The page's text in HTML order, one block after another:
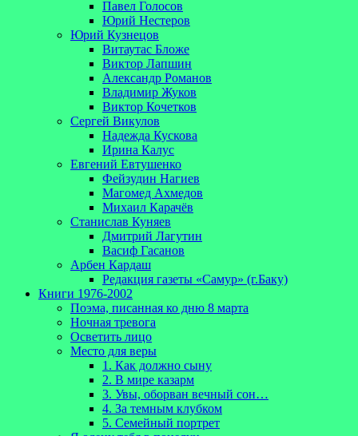
Павел Голосов
Юрий Нестеров
Юрий Кузнецов
Витаутас Бложе
Виктор Лапшин
Александр Романов
Владимир Жуков
Виктор Кочетков
Сергей Викулов
Надежда Кускова
Ирина Калус
Евгений Евтушенко
Фейзудин Нагиев
Магомед Ахмедов
Михаил Карачёв
Станислав Куняев
Дмитрий Лагутин
Васиф Гасанов
Арбен Кардаш
Редакция газеты «Самур» (г.Баку)
Книги 1976-2002
Поэма, писанная ко дню 8 марта
Ночная тревога
Осветить лицо
Место для веры
1. Как должно сыну
2. В мире казарм
3. Увы, оборван вечный сон…
4. За темным клубком
5. Семейный портрет